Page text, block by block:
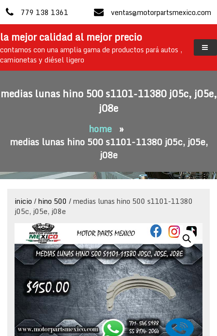
to
content
779 138 1361 ventas@motorpartsmexico.com
la mejor calidad al mejor precio
contamos con una amplia gama de productos pará autos ,
camionetas y diésel ligero
medias lunas hino 500 s1101-11380 j05c, j05e,
j08e
home »
medias lunas hino 500 s1101-11380 j05c, j05e,
j08e
inicio /hino 500 / medias lunas hino 500 s1101-11380
j05c, j05e, j08e